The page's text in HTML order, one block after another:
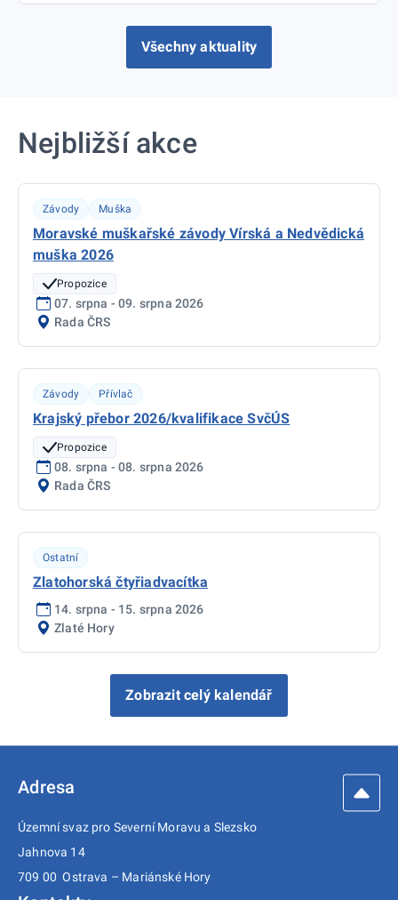
Všechny aktuality
Nejbližší akce
Závody Muška
Moravské muškařské závody Vírská a Nedvědická
muška 2026
Propozice
07. srpna - 09. srpna 2026
Rada ČRS
Závody Přívlač
Krajský přebor 2026/kvalifikace SvčÚS
Propozice
08. srpna - 08. srpna 2026
Rada ČRS
Ostatní
Zlatohorská čtyřiadvacítka
14. srpna - 15. srpna 2026
Zlaté Hory
Zobrazit celý kalendář
Adresa
Územní svaz pro Severní Moravu a Slezsko
Jahnova 14
709 00 Ostrava – Mariánské Hory